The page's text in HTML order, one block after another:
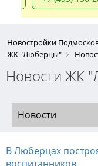
Новостройки
ЖК "Люберцы"
Новости ЖК
Новости
В Люберцах